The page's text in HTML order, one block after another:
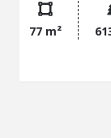
d'entrée de 6
ouverte de 40
une salle
fonctionnelle.
77 m²